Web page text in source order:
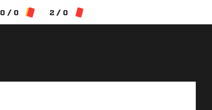
0 / 0 2 / 0